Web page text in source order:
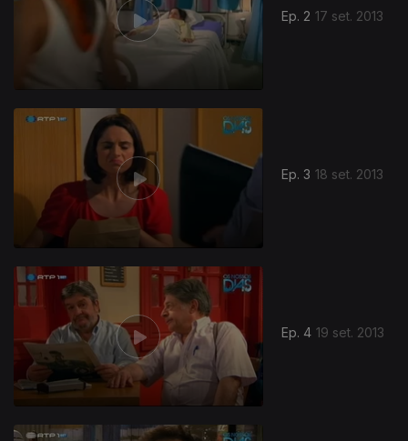
Ep. 2 17 set. 2013
Ep. 3 18 set. 2013
Ep. 4 19 set. 2013